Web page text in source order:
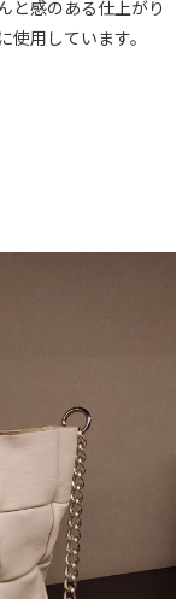
と感のある仕上がり
用しています。